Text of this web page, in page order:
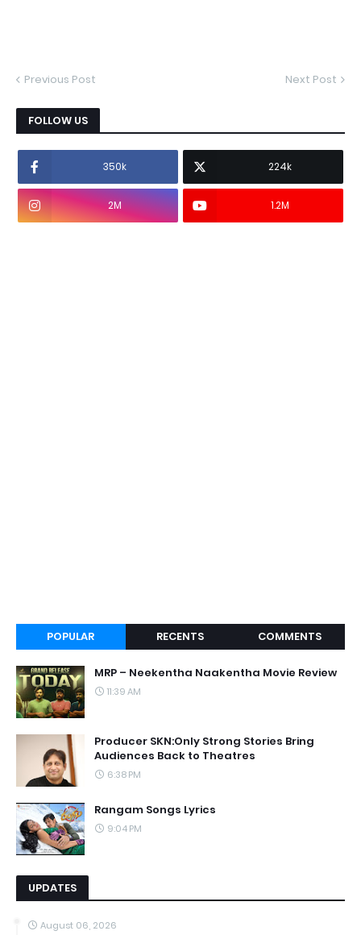
Previous Post Next Post
FOLLOW US
350k 224k
2M 1.2M
POPULAR RECENTS COMMENTS
MRP – Neekentha Naakentha Movie Review
11:39 AM
Producer SKN:Only Strong Stories Bring
Audiences Back to Theatres
6:38 PM
Rangam Songs Lyrics
9:04 PM
UPDATES
August 06, 2026